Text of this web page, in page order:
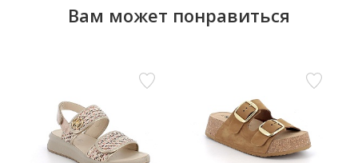
Вам может понравиться